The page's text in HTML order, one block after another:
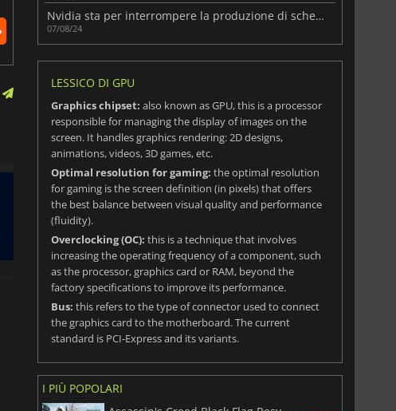
67.99€
Nvidia sta per interrompere la produzione di schede grafiche GeForce RTX 3060
07/08/24
LESSICO DI GPU
Graphics chipset: also known as GPU, this is a processor
responsible for managing the display of images on the
screen. It handles graphics rendering: 2D designs,
animations, videos, 3D games, etc.
Optimal resolution for gaming: the optimal resolution
for gaming is the screen definition (in pixels) that offers
the best balance between visual quality and performance
(fluidity).
Overclocking (OC): this is a technique that involves
increasing the operating frequency of a component, such
as the processor, graphics card or RAM, beyond the
factory specifications to improve its performance.
Bus: this refers to the type of connector used to connect
the graphics card to the motherboard. The current
standard is PCI-Express and its variants.
I PIÙ POPOLARI